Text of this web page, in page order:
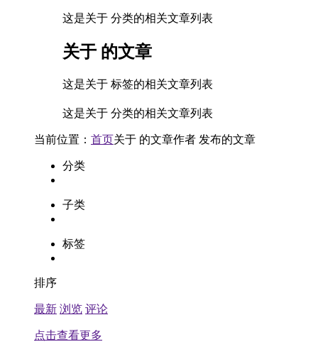
这是关于 分类的相关文章列表
关于 的文章
这是关于 标签的相关文章列表
这是关于 分类的相关文章列表
当前位置： 首页关于 的文章作者 发布的文章
分类
子类
标签
排序
最新 浏览 评论
点击查看更多